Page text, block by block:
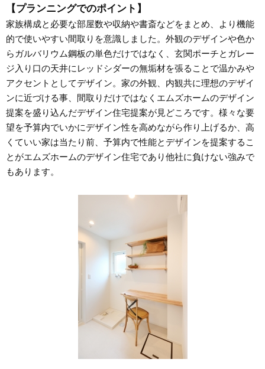
【プランニングでのポイント】
家族構成と必要な部屋数や収納や書斎などをまとめ、より機能
的で使いやすい間取りを意識しました。外観のデザインや色か
らガルバリウム鋼板の単色だけではなく、玄関ポーチとガレー
ジ入り口の天井にレッドシダーの無垢材を張ることで温かみや
アクセントとしてデザイン。家の外観、内観共に理想のデザイ
ンに近づける事、間取りだけではなくエムズホームのデザイン
提案を盛り込んだデザイン住宅提案が見どころです。様々な要
望を予算内でいかにデザイン性を高めながら作り上げるか、高
くていい家は当たり前、予算内で性能とデザインを提案するこ
とがエムズホームのデザイン住宅であり他社に負けない強みで
もあります。